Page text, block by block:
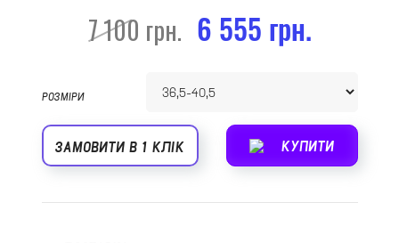
7 100 грн. 6 555 грн.
РОЗМІРИ
КУПИТИ
ЗАМОВИТИ В 1 КЛІК